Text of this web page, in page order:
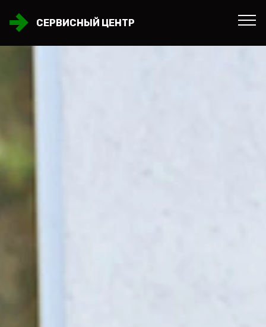
СЕРВИСНЫЙ ЦЕНТР